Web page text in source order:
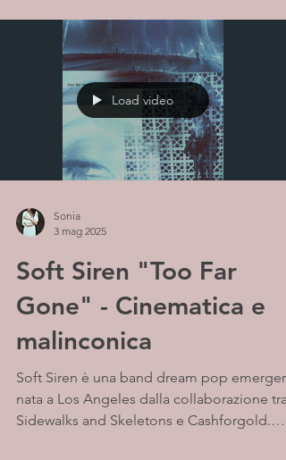
Load video
Sonia
3 mag 2025
Soft Siren "Too Far
Gone" - Cinematica e
malinconica
Soft Siren è una band dream pop emergente
nata a Los Angeles dalla collaborazione tra
Sidewalks and Skeletons e Cashforgold.